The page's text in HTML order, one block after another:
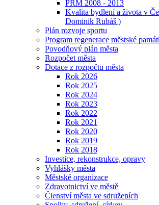
PRM 2008 - 2013
Kvalita bydlení a života v
Dominik Rubáš )
Plán rozvoje sportu
Program regenerace městské
Povodňový plán města
Rozpočet města
Dotace z rozpočtu města
Rok 2026
Rok 2025
Rok 2024
Rok 2023
Rok 2022
Rok 2021
Rok 2020
Rok 2019
Rok 2018
Investice, rekonstrukce, opravy
Vyhlášky města
Městské organizace
Zdravotnictví ve městě
Členství města ve sdruženích